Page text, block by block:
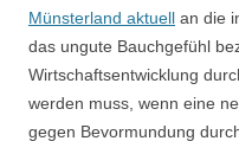
Münsterland aktuell an die
das ungute Bauchgefühl
Wirtschaftsentwicklung
werden muss, wenn eine
gegen Bevormundung